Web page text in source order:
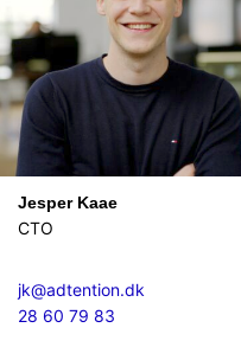
Jesper Kaae
CTO
jk@adtention.dk
28 60 79 83